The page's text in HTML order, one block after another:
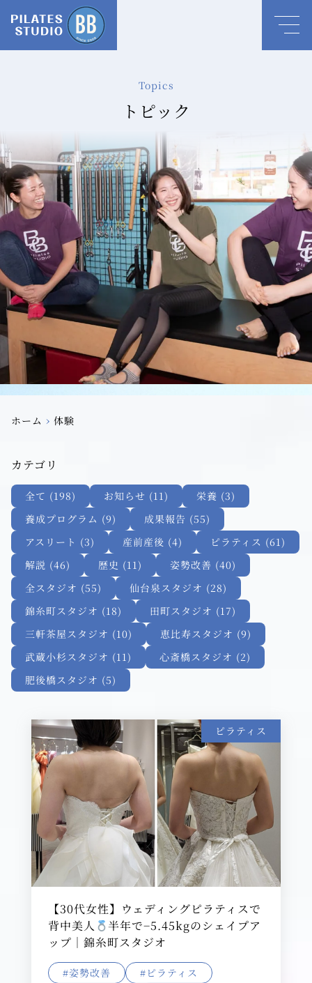
Topics
トピック
ホーム › 体験
カテゴリ
全て (198) お知らせ (11)
栄養 (3)
養成プログラム (9)
成果報告 (55)
アスリート (3)
産前産後 (4)
ピラティス (61)
解説 (46)
歴史 (11)
姿勢改善 (40)
全スタジオ (55)
仙台泉スタジオ (28)
錦糸町スタジオ (18)
田町スタジオ (17)
三軒茶屋スタジオ (10)
恵比寿スタジオ (9)
武蔵小杉スタジオ (11)
心斎橋スタジオ (2)
肥後橋スタジオ (5)
ピラティス
【30代女性】ウェディングピラティスで
背中美人
半年で−5.45kgのシェイプア
ップ｜錦糸町スタジオ
#姿勢改善
#ピラティス